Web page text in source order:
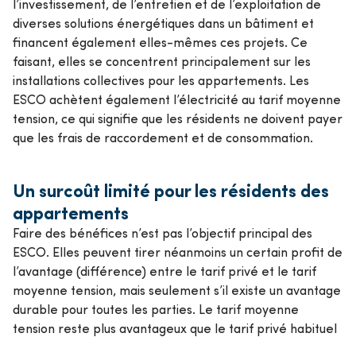
diverses solutions énergétiques dans un bâtiment et
financent également elles-mêmes ces projets. Ce
faisant, elles se concentrent principalement sur les
installations collectives pour les appartements. Les
ESCO achètent également l’électricité au tarif moyenne
tension, ce qui signifie que les résidents ne doivent payer
que les frais de raccordement et de consommation.
Un surcoût limité pour les résidents des
appartements
Faire des bénéfices n’est pas l’objectif principal des
ESCO. Elles peuvent tirer néanmoins un certain profit de
l’avantage (différence) entre le tarif privé et le tarif
moyenne tension, mais seulement s’il existe un avantage
durable pour toutes les parties. Le tarif moyenne
tension reste plus avantageux que le tarif privé habituel